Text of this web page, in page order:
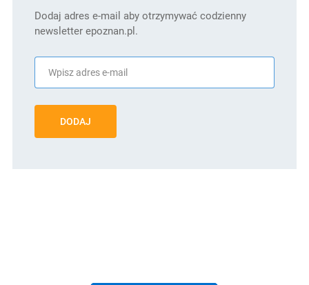
Dodaj adres e-mail aby otrzymywać codzienny
newsletter epoznan.pl.
DODAJ